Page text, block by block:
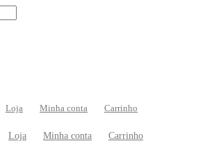
Loja Minha conta Carrinho
Loja Minha conta Carrinho